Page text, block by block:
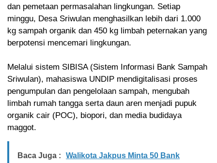
dan pemetaan permasalahan lingkungan. Setiap
minggu, Desa Sriwulan menghasilkan lebih dari 1.000
kg sampah organik dan 450 kg limbah peternakan yang
berpotensi mencemari lingkungan.
Melalui sistem SIBISA (Sistem Informasi Bank Sampah
Sriwulan), mahasiswa UNDIP mendigitalisasi proses
pengumpulan dan pengelolaan sampah, mengubah
limbah rumah tangga serta daun aren menjadi pupuk
organik cair (POC), biopori, dan media budidaya
maggot.
Baca Juga :
Walikota Jakpus Minta 50 Bank